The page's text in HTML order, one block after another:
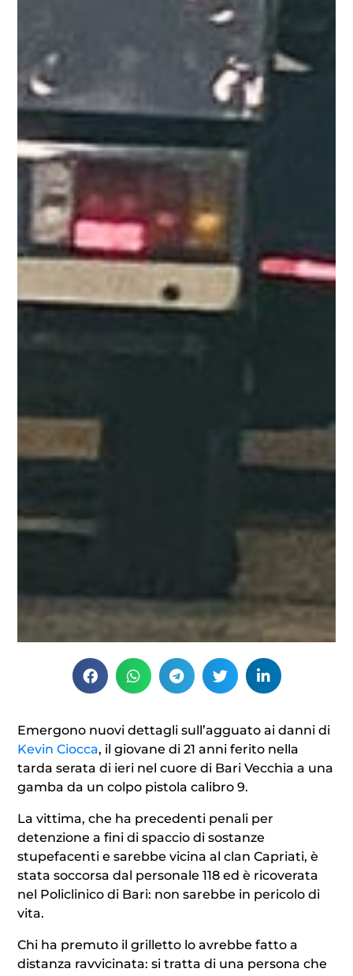
Emergono nuovi dettagli sull’agguato ai danni di
Kevin Ciocca, il giovane di 21 anni ferito nella
tarda serata di ieri nel cuore di Bari Vecchia a una
gamba da un colpo pistola calibro 9.
La vittima, che ha precedenti penali per
detenzione a fini di spaccio di sostanze
stupefacenti e sarebbe vicina al clan Capriati, è
stata soccorsa dal personale 118 ed è ricoverata
nel Policlinico di Bari: non sarebbe in pericolo di
vita.
Chi ha premuto il grilletto lo avrebbe fatto a
distanza ravvicinata: si tratta di una persona che